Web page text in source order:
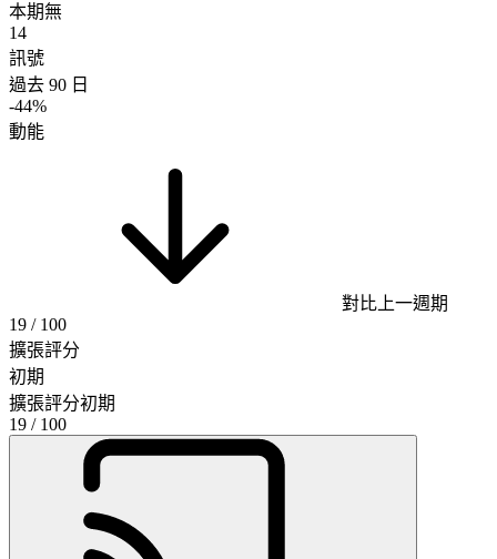
本期無
14
訊號
過去 90 日
-44%
動能
對比上一週期
19 / 100
擴張評分
初期
擴張評分初期
19 / 100